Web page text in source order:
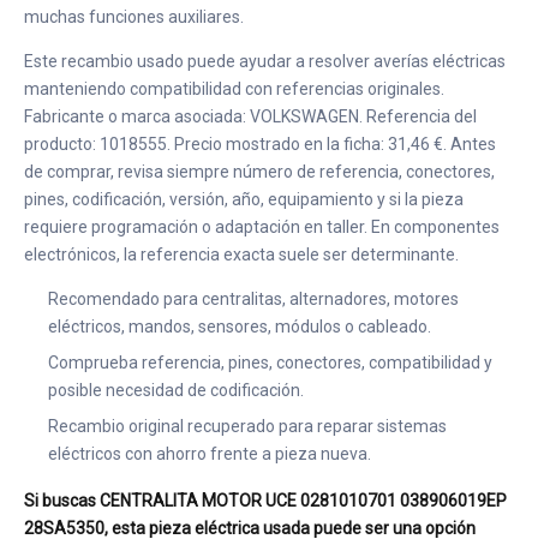
muchas funciones auxiliares.
Este recambio usado puede ayudar a resolver averías eléctricas
manteniendo compatibilidad con referencias originales.
Fabricante o marca asociada: VOLKSWAGEN. Referencia del
producto: 1018555. Precio mostrado en la ficha: 31,46 €. Antes
de comprar, revisa siempre número de referencia, conectores,
pines, codificación, versión, año, equipamiento y si la pieza
requiere programación o adaptación en taller. En componentes
electrónicos, la referencia exacta suele ser determinante.
Recomendado para centralitas, alternadores, motores
eléctricos, mandos, sensores, módulos o cableado.
Comprueba referencia, pines, conectores, compatibilidad y
posible necesidad de codificación.
Recambio original recuperado para reparar sistemas
eléctricos con ahorro frente a pieza nueva.
Si buscas CENTRALITA MOTOR UCE 0281010701 038906019EP
28SA5350, esta pieza eléctrica usada puede ser una opción